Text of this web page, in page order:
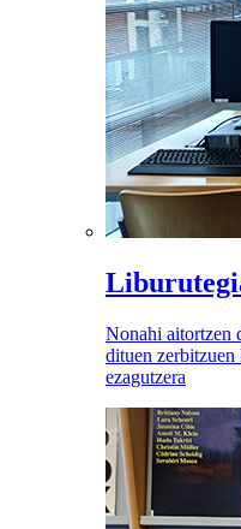
Nonahi aitortzen
dituen zerbitzuen
ezagutzera